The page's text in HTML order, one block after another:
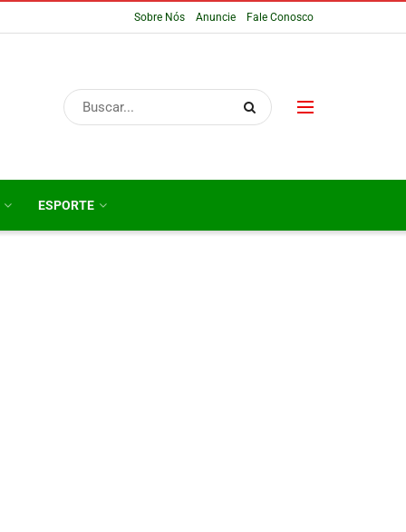
Sobre Nós Anuncie Fale Conosco
ESPORTE